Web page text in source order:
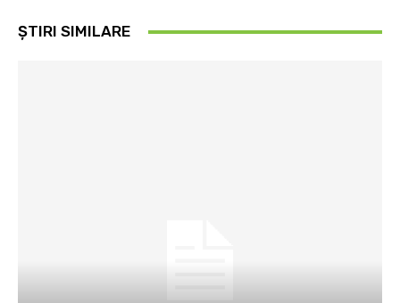
ȘTIRI SIMILARE